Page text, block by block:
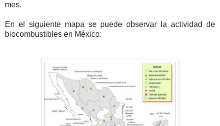
mes.
En el siguiente mapa se puede observar la actividad de
biocombustibles en México: